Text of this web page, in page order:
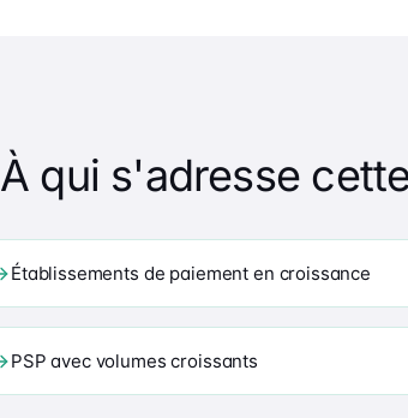
À qui s'adresse
Établissements de paiement en croissance
PSP avec volumes croissants